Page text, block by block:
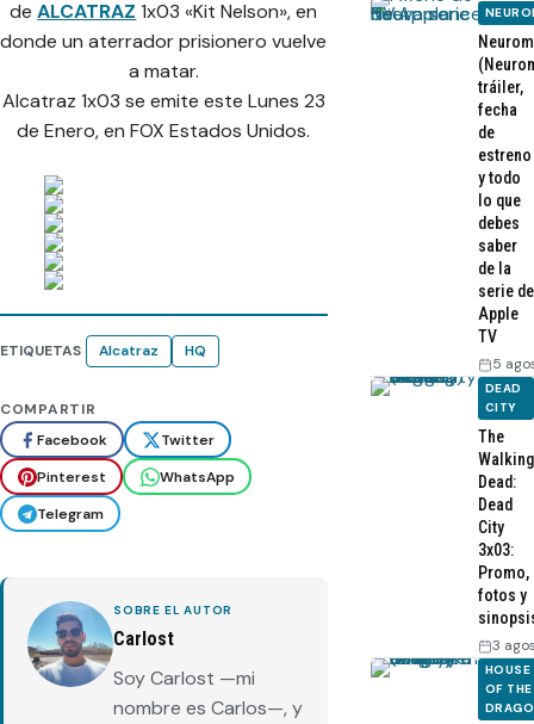
deALCATRAZ 1x03 «Kit Nelson», en
donde un aterrador prisionero vuelve
a matar.
Alcatraz 1x03 se emite este Lunes 23
de Enero, en FOX Estados Unidos.
ETIQUETAS Alcatraz HQ
COMPARTIR
Facebook
Twitter
Pinterest
WhatsApp
Telegram
SOBRE EL AUTOR
Carlost
Soy Carlost —mi
nombre es Carlos—, y
tráiler,
fecha
de
estreno
y todo
lo que
debes
saber
de la
serie de
Apple
TV
5
DEAD
CITY
The
Walking
Dead:
Dead
City
3x03:
Promo,
fotos y
3
HOUSE
OF THE